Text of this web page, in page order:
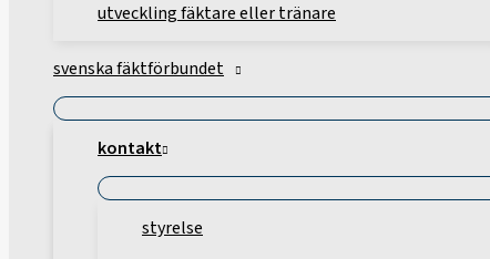
utveckling fäktare eller tränare
svenska fäktförbundet
kontakt
styrelse